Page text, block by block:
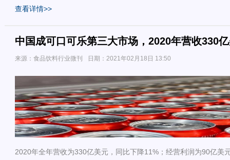
查看详情>>
中国成可口可乐第三大市场，2020年营收330
来源：食品饮料行业微刊 日期：2021年02月18日 13:50
2020年全年营收为330亿美元，同比下降11%；经营利润为90亿美